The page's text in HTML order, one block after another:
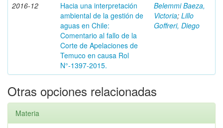
2016-12
Hacia una interpretación
ambiental de la gestión de
aguas en Chile:
Comentario al fallo de la
Corte de Apelaciones de
Temuco en causa Rol
N°-1397-2015.
Belemmi Baeza,
Victoria; Lillo
Goffreri, Diego
Otras opciones relacionadas
Materia